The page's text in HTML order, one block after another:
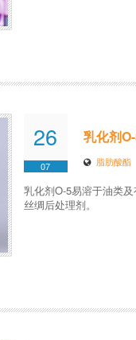
26
07
乳化剂
脂肪酸酯
乳化剂O-5易溶于油类
丝绸后处理剂。